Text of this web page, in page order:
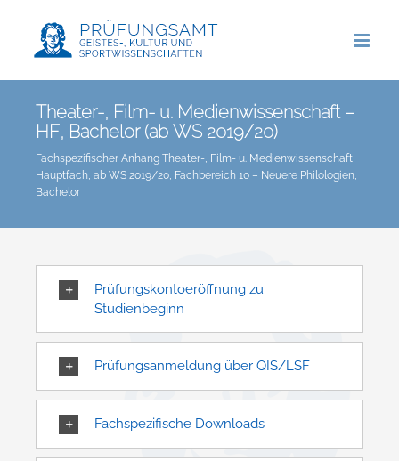
springen
Theater-, Film- u. Medienwissenschaft –
HF, Bachelor (ab WS 2019/20)
Fachspezifischer Anhang Theater-, Film- u. Medienwissenschaft
Hauptfach, ab WS 2019/20, Fachbereich 10 – Neuere Philologien,
Bachelor
Prüfungskontoeröffnung zu
Studienbeginn
Prüfungsanmeldung über QIS/LSF
Fachspezifische Downloads